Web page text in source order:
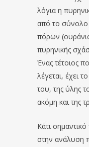
λόγια η
από το σύνολο
πόρων
πυρηνικής
Ένας τέτοιος
λέγεται, έχει
του, της ύλης
ακόμη και της
Κάτι
στην ανάλυση